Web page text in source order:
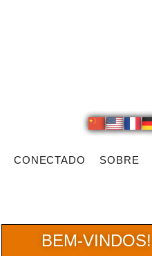
CONECTADO SOBRE
BEM-VINDOS!